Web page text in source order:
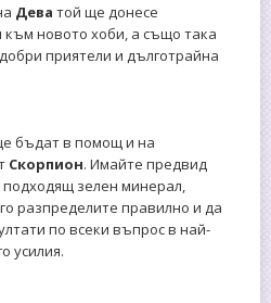
Дева той ще донесе
новото хоби, а също така
приятели и дълготрайна
бъдат в помощ и на
Скорпион. Имайте предвид
зелен минерал,
разпределите правилно и да
по всеки въпрос в най-
усилия.